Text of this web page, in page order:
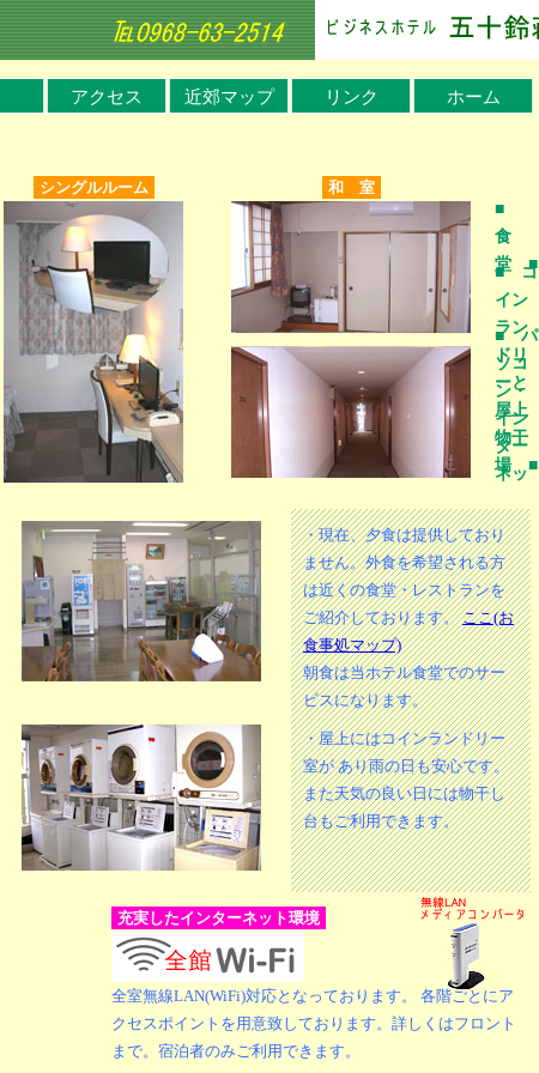
アクセス 近郊マップ リンク ホーム
シングルルーム
和 室
■
食
堂 ■
・現在、夕食は提供しており
ません。外食を希望される方
は近くの食堂・レストランを
ご紹介しております。ここ(お
食事処マップ)
朝食は当ホテル食堂でのサー
ビスになります。
■ コ
イン
ラン
ドリ
ーと
屋上
物干
場 ■
・屋上にはコインランドリー
室が あり雨の日も安心です。
また天気の良い日には物干し
台もご利用できます。
■ パ
ソコ
ン・
イン
ター
ネッ
充実したインターネット環境
全室無線LAN(WiFi)対応となっております。 各階ごとにア
クセスポイントを用意致しております。詳しくはフロント
まで。宿泊者のみご利用できます。